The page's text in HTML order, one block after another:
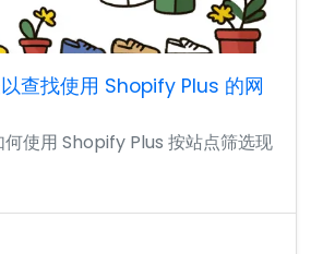
查找使用 Shopify Plus 的网
使用 Shopify Plus 按站点筛选现